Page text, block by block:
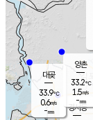
경서동
대곶
33.9℃
0.6m/s
-mm
양촌
33.2℃
1.5m/s
-mm